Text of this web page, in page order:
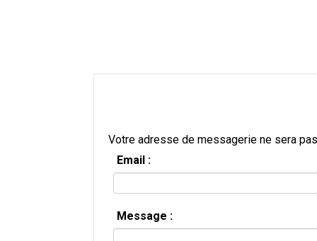
Votre adresse de messagerie ne sera
Email :
Message :